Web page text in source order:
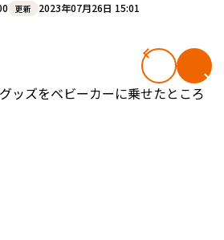
更新 2023年07月26日 15:01